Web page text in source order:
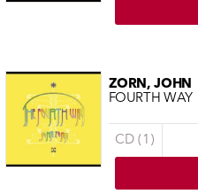
ZORN, JOHN
FOURTH WAY
CD (1)